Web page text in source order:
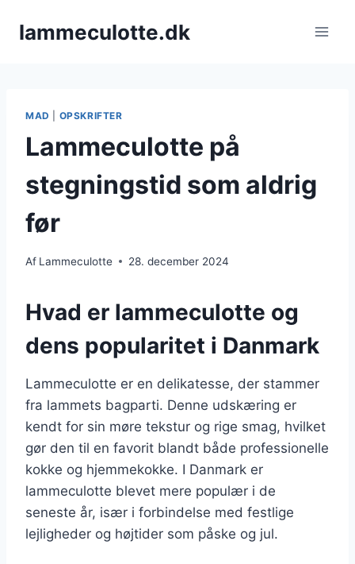
lammeculotte.dk
MAD OPSKRIFTER
Lammeculotte på
stegningstid som aldrig
før
Af Lammeculotte 28. december 2024
Hvad er lammeculotte og
dens popularitet i Danmark
Lammeculotte er en delikatesse, der stammer
fra lammets bagparti. Denne udskæring er
kendt for sin møre tekstur og rige smag, hvilket
gør den til en favorit blandt både professionelle
kokke og hjemmekokke. I Danmark er
lammeculotte blevet mere populær i de
seneste år, især i forbindelse med festlige
lejligheder og højtider som påske og jul.